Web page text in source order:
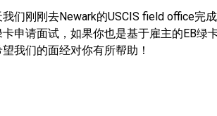
们刚刚去Newark的USCIS field office完
申请面试，如果你也是基于雇主的EB绿
我们的面经对你有所帮助！